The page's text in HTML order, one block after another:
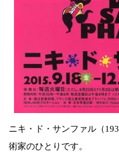
ニキ・ド・サンファル（
術家のひとりです。